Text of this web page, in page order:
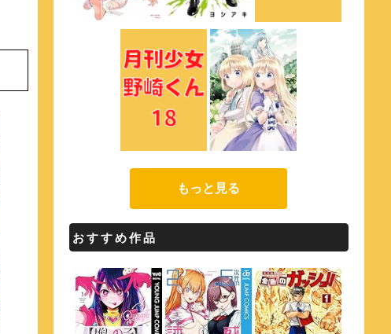
もっと見る
おすすめ作品